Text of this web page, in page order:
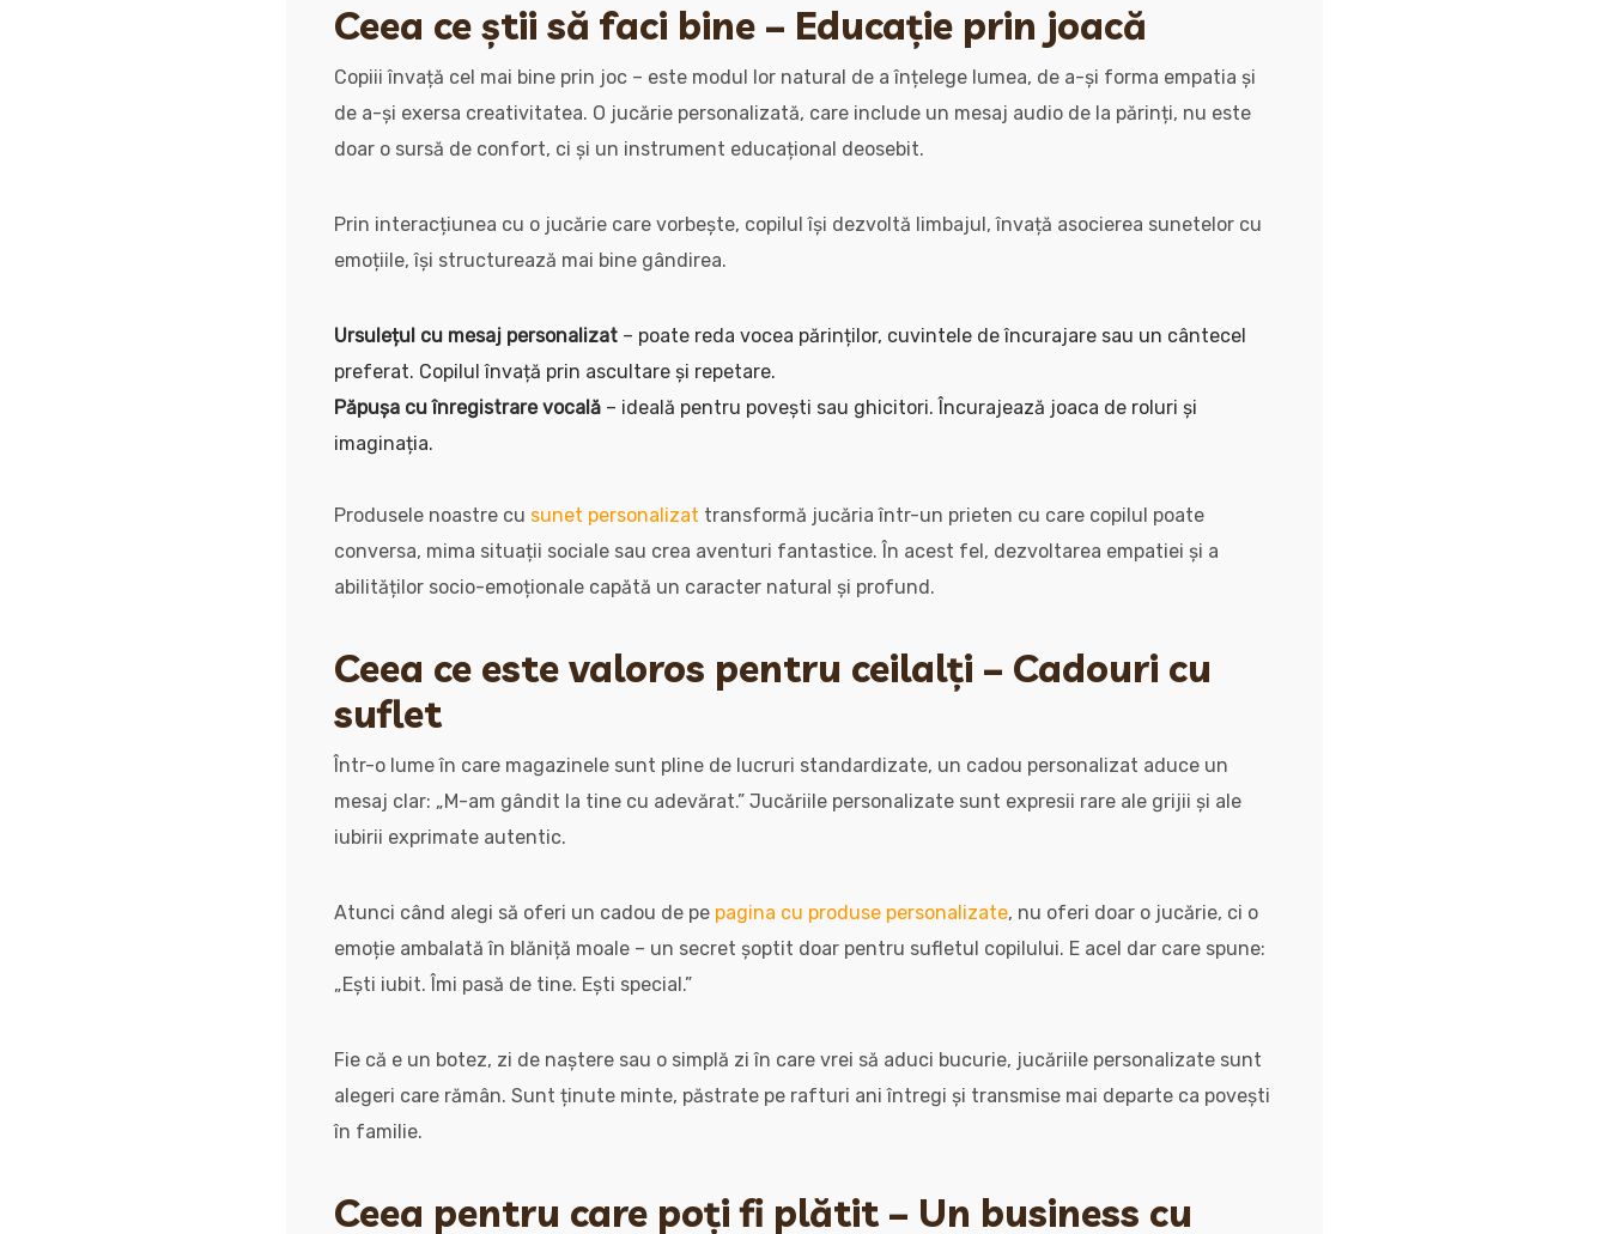
Ceea ce știi să faci bine – Educație prin joacă
Copiii învață cel mai bine prin joc – este modul lor natural de a înțelege lumea, de a-și forma empatia și
de a-și exersa creativitatea. O jucărie personalizată, care include un mesaj audio de la părinți, nu este
doar o sursă de confort, ci și un instrument educațional deosebit.
Prin interacțiunea cu o jucărie care vorbește, copilul își dezvoltă limbajul, învață asocierea sunetelor cu
emoțiile, își structurează mai bine gândirea.
Ursulețul cu mesaj personalizat – poate reda vocea părinților, cuvintele de încurajare sau un cântecel
preferat. Copilul învață prin ascultare și repetare.
Păpușa cu înregistrare vocală – ideală pentru povești sau ghicitori. Încurajează joaca de roluri și
imaginația.
Produsele noastre cu sunet personalizat transformă jucăria într-un prieten cu care copilul poate
conversa, mima situații sociale sau crea aventuri fantastice. În acest fel, dezvoltarea empatiei și a
abilităților socio-emoționale capătă un caracter natural și profund.
Ceea ce este valoros pentru ceilalți – Cadouri cu
suflet
Într-o lume în care magazinele sunt pline de lucruri standardizate, un cadou personalizat aduce un
mesaj clar: „M-am gândit la tine cu adevărat.” Jucăriile personalizate sunt expresii rare ale grijii și ale
iubirii exprimate autentic.
Atunci când alegi să oferi un cadou de pe pagina cu produse personalizate, nu oferi doar o jucărie, ci o
emoție ambalată în blăniță moale – un secret șoptit doar pentru sufletul copilului. E acel dar care spune:
„Ești iubit. Îmi pasă de tine. Ești special.”
Fie că e un botez, zi de naștere sau o simplă zi în care vrei să aduci bucurie, jucăriile personalizate sunt
alegeri care rămân. Sunt ținute minte, păstrate pe rafturi ani întregi și transmise mai departe ca povești
în familie.
Ceea pentru care poți fi plătit – Un business cu